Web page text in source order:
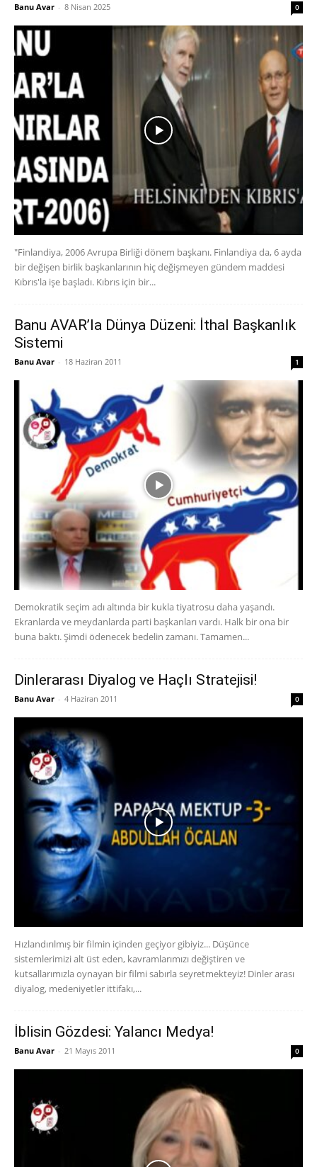
Banu Avar - 8 Nisan 2025 0
"Finlandiya, 2006 Avrupa Birliği dönem başkanı. Finlandiya da, 6 ayda
bir değişen birlik başkanlarının hiç değişmeyen gündem maddesi
Kıbrıs'la işe başladı. Kıbrıs için bir...
Banu AVAR’la Dünya Düzeni: İthal Başkanlık
Sistemi
Banu Avar - 18 Haziran 2011 1
Demokratik seçim adı altında bir kukla tiyatrosu daha yaşandı.
Ekranlarda ve meydanlarda parti başkanları vardı. Halk bir ona bir
buna baktı. Şimdi ödenecek bedelin zamanı. Tamamen...
Dinlerarası Diyalog ve Haçlı Stratejisi!
Banu Avar - 4 Haziran 2011 0
Hızlandırılmış bir filmin içinden geçiyor gibiyiz... Düşünce
sistemlerimizi alt üst eden, kavramlarımızı değiştiren ve
kutsallarımızla oynayan bir filmi sabırla seyretmekteyiz! Dinler arası
diyalog, medeniyetler ittifakı,...
İblisin Gözdesi: Yalancı Medya!
Banu Avar - 21 Mayıs 2011 0